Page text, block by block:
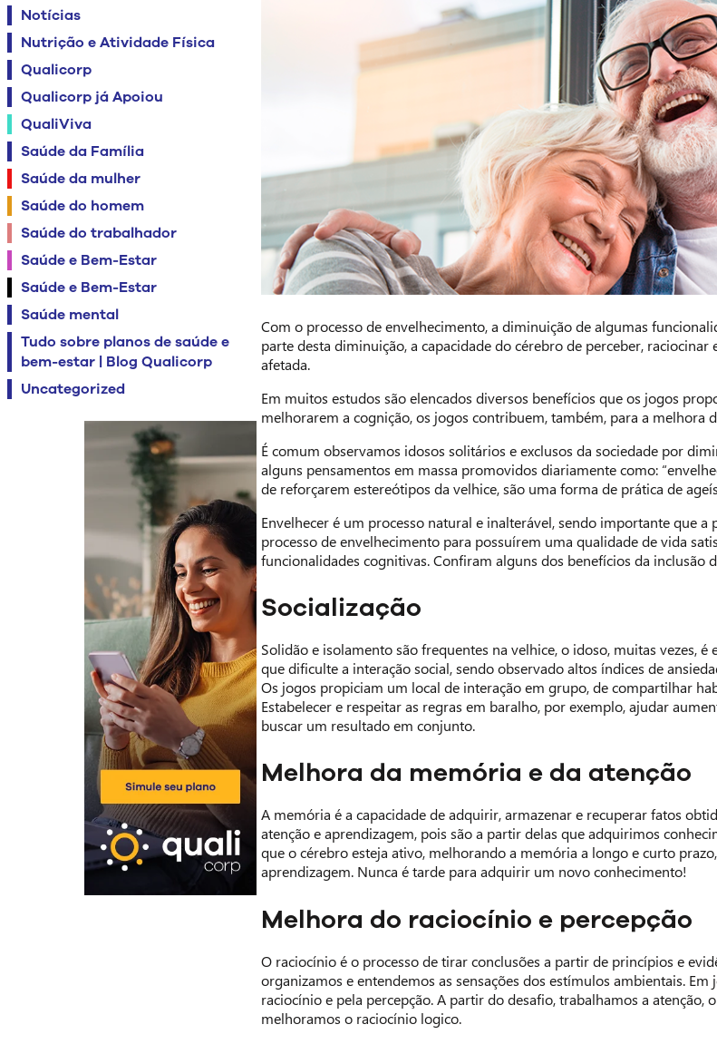
Notícias
Nutrição e Atividade Física
Qualicorp
Qualicorp já Apoiou
QualiViva
Saúde da Família
Saúde da mulher
Saúde do homem
Saúde do trabalhador
Saúde e Bem-Estar
Saúde e Bem-Estar
Saúde mental
Tudo sobre planos de saúde e
bem-estar | Blog Qualicorp
Uncategorized
Com o processo de envelhecimento, a diminuição de algumas
parte desta diminuição, a capacidade do cérebro de perceber,
afetada.
Em muitos estudos são elencados diversos benefícios que os jogos
melhorarem a cognição, os jogos contribuem, também, para a melhora
É comum observamos idosos solitários e exclusos da sociedade por
alguns pensamentos em massa promovidos diariamente como:
de reforçarem estereótipos da velhice, são uma forma de prática de
Envelhecer é um processo natural e inalterável, sendo importante que
processo de envelhecimento para possuírem uma qualidade de vida
funcionalidades cognitivas. Confiram alguns dos benefícios da inclusão
Socialização
Solidão e isolamento são frequentes na velhice, o idoso, muitas
que dificulte a interação social, sendo observado altos índices de
Os jogos propiciam um local de interação em grupo, de compartilhar
Estabelecer e respeitar as regras em baralho, por exemplo, ajudar
buscar um resultado em conjunto.
Melhora da memória e da atenção
A memória é a capacidade de adquirir, armazenar e recuperar fatos
atenção e aprendizagem, pois são a partir delas que adquirimos
que o cérebro esteja ativo, melhorando a memória a longo e curto
aprendizagem. Nunca é tarde para adquirir um novo conhecimento!
Melhora do raciocínio e percepção
O raciocínio é o processo de tirar conclusões a partir de princípios e
organizamos e entendemos as sensações dos estímulos ambientais.
raciocínio e pela percepção. A partir do desafio, trabalhamos a
melhoramos o raciocínio logico.